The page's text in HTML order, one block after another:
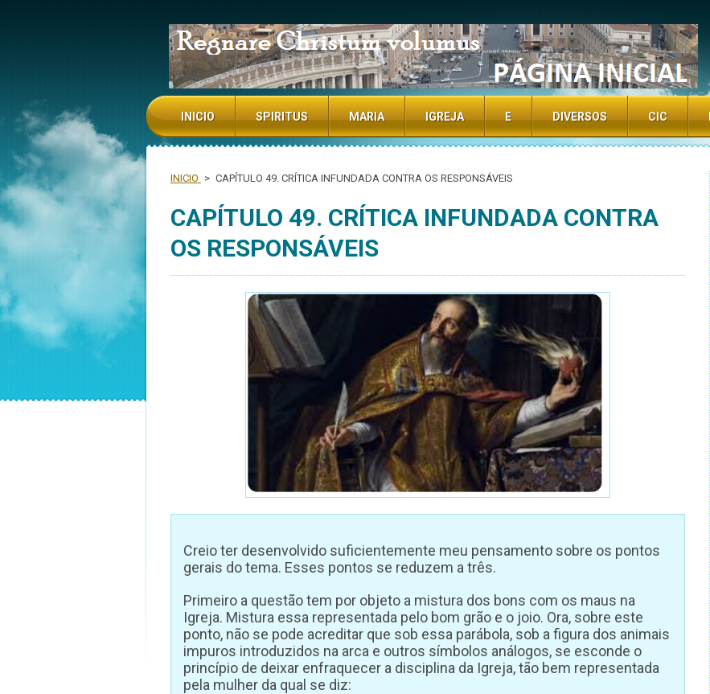
INICIO > CAPÍTULO 49. CRÍTICA INFUNDADA CONTRA OS RESPONSÁVEIS
CAPÍTULO 49. CRÍTICA INFUNDADA CONTRA
OS RESPONSÁVEIS
Creio ter desenvolvido suficientemente meu pensamento sobre os pontos
gerais do tema. Esses pontos se reduzem a três.
Primeiro a questão tem por objeto a mistura dos bons com os maus na
Igreja. Mistura essa representada pelo bom grão e o joio. Ora, sobre este
ponto, não se pode acreditar que sob essa parábola, sob a figura dos animais
impuros introduzidos na arca e outros símbolos análogos, se esconde o
princípio de deixar enfraquecer a disciplina da Igreja, tão bem representada
pela mulher da qual se diz:
INICIO SPIRITUS MARIA IGREJA E DIVERSOS CIC